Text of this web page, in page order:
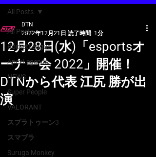
All Posts
RocketLeague
ApexLegends
NEWS
Super People
VALORANT
スプラトゥーン3
スマブラ
Suruga Monkey
All Posts
12月28日(水)「esportsオ
ーナー会 2022」開催！
DTNから代表 江尻 勝が出
演
DTN
2022年12月21日 読了時間: 1分